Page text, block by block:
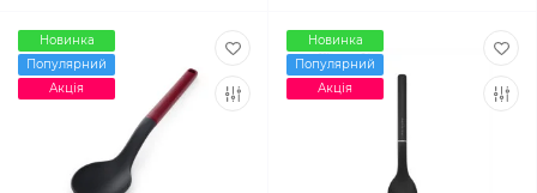
Новинка
Популярний
Акція
Новинка
Популярний
Акція